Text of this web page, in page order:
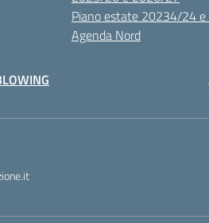
Piano estate 20234/24
Agenda Nord